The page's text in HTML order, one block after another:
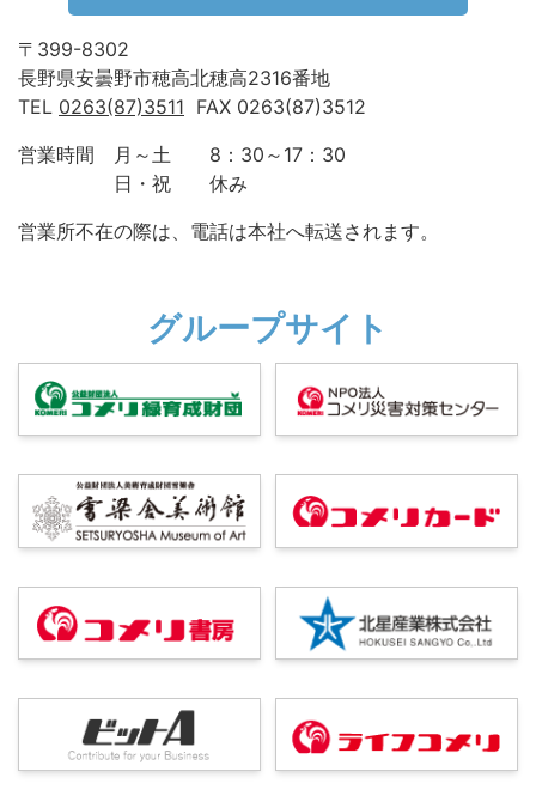
〒399-8302
長野県安曇野市穂高北穂高2316番地
TEL 0263(87)3511 FAX 0263(87)3512
営業時間 月～土 8：30～17：30
日・祝 休み
営業所不在の際は、電話は本社へ転送されます。
グループサイト